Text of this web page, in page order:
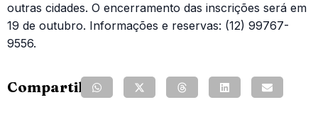
outras cidades. O encerramento das inscrições será em
19 de outubro. Informações e reservas: (12) 99767-
9556.
Compartilhe: